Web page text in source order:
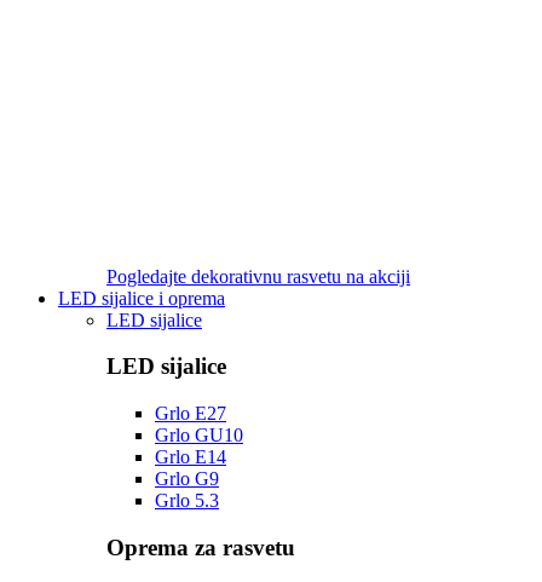
Pogledajte dekorativnu rasvetu na akciji
LED sijalice i oprema
LED sijalice
LED sijalice
Grlo E27
Grlo GU10
Grlo E14
Grlo G9
Grlo 5.3
Oprema za rasvetu